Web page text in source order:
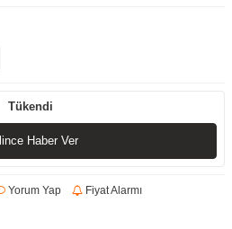
Tükendi
Haber Ver
Yorum Yap Fiyat Alarmı